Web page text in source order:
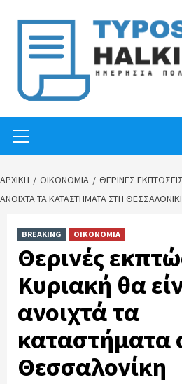
content
Menu
ΑΡΧΙΚΉ ΟΙΚΟΝΟΜΙΑ
ΘΕΡΙΝΈΣ
ΑΝΟΙΧΤΆ ΤΑ ΚΑΤΑΣΤΉΜΑΤΑ ΣΤΗ
BREAKING ΟΙΚΟΝΟΜΙΑ
Θερινές
Κυριακή θα
ανοιχτά τα
καταστήματα
Θεσσαλονίκη